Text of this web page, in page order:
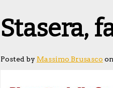
Stasera,
Posted by Massimo Brusasco